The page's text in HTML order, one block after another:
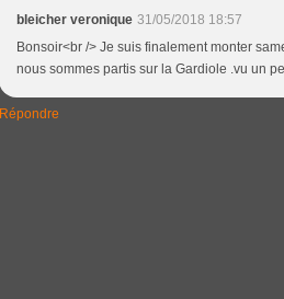
bleicher veronique 31/05/2018 18:57
Bonsoir<br /> Je suis finalement monter
nous sommes partis sur la Gardiole .vu un
Répondre